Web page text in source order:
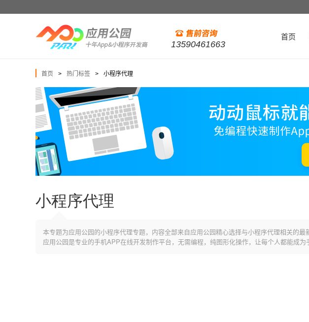
13590461663
首页
首页 > 热门标签 > 小程序代理
小程序代理
本专题为应用公园的小程序代理专题，内容全部来自应用公园精心选择与小程序代理相关的最
应用公园是专业的手机APP在线开发制作平台，无需编程，纯图形化操作，让每个人都能成为